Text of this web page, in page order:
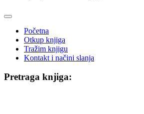
Toggle
navigationPočetna
Otkup knjiga
Tražim knjigu
Kontakt i načini slanja
Pretraga knjiga: